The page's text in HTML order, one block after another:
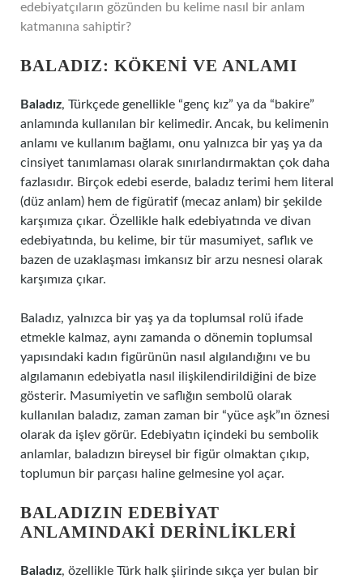
edebiyatçıların gözünden bu kelime nasıl bir anlam
katmanına sahiptir?
BALADIZ: KÖKENI VE ANLAMI
Baladız, Türkçede genellikle “genç kız” ya da “bakire”
anlamında kullanılan bir kelimedir. Ancak, bu kelimenin
anlamı ve kullanım bağlamı, onu yalnızca bir yaş ya da
cinsiyet tanımlaması olarak sınırlandırmaktan çok daha
fazlasıdır. Birçok edebi eserde, baladız terimi hem literal
(düz anlam) hem de figüratif (mecaz anlam) bir şekilde
karşımıza çıkar. Özellikle halk edebiyatında ve divan
edebiyatında, bu kelime, bir tür masumiyet, saflık ve
bazen de uzaklaşması imkansız bir arzu nesnesi olarak
karşımıza çıkar.
Baladız, yalnızca bir yaş ya da toplumsal rolü ifade
etmekle kalmaz, aynı zamanda o dönemin toplumsal
yapısındaki kadın figürünün nasıl algılandığını ve bu
algılamanın edebiyatla nasıl ilişkilendirildiğini de bize
gösterir. Masumiyetin ve saflığın sembolü olarak
kullanılan baladız, zaman zaman bir “yüce aşk”ın öznesi
olarak da işlev görür. Edebiyatın içindeki bu sembolik
anlamlar, baladızın bireysel bir figür olmaktan çıkıp,
toplumun bir parçası haline gelmesine yol açar.
BALADIZIN EDEBIYAT
ANLAMINDAKI DERINLIKLERI
Baladız, özellikle Türk halk şiirinde sıkça yer bulan bir